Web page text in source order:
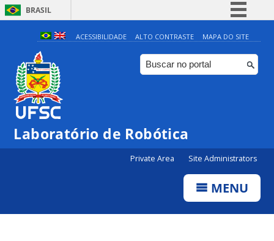
BRASIL
Simplifique!
Comunica BR
Participe
Canais
ACESSIBILIDADE ALTO CONTRASTE MAPA DO SITE
Laboratório de Robótica
Private Area Site Administrators
MENU